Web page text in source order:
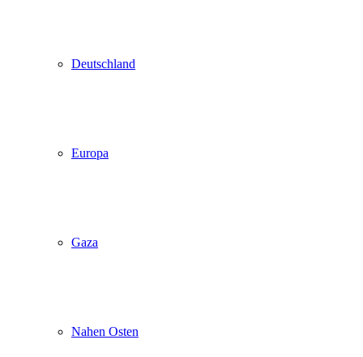
Deutschland
Europa
Gaza
Nahen Osten